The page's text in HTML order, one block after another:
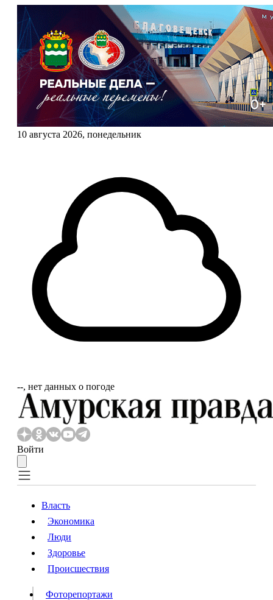
10 августа 2026, понедельник
‐‐, нет данных о погоде
Войти
Власть
Происшествия
Видео
Власть
Экономика
Люди
Здоровье
Происшествия
Фоторепортажи